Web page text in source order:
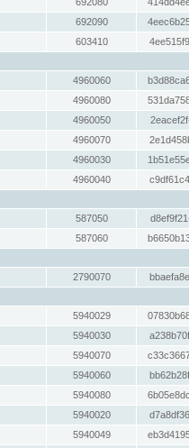
692090
603410
4960060
4960080
4960050
4960070
4960030
4960040
587050
587060
2790070
5940029
5940030
5940070
5940060
5940080
5940020
5940049